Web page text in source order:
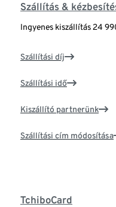
Szállítás &
Ingyenes kiszállítás 24
Szállítási díj
Szállítási idő
Kiszállító partnerünk
Szállítási cím módosítása
TchiboCard